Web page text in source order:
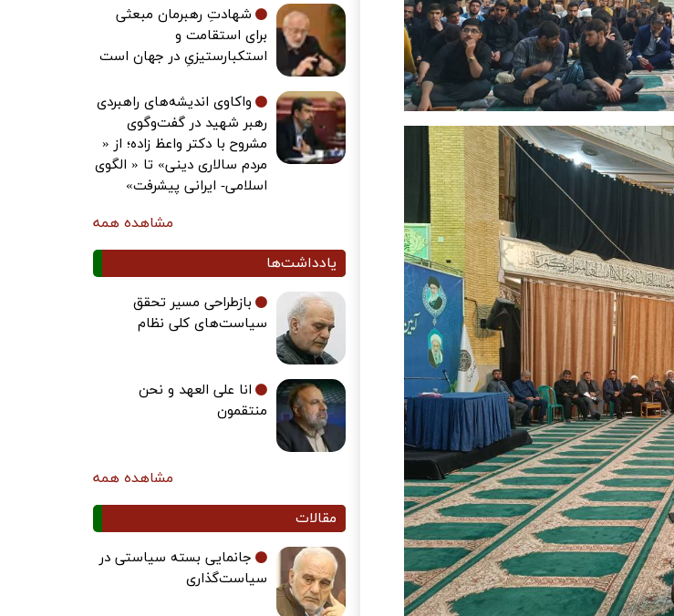
شهادتِ رهبرمان مبعثی
برای استقامت و
استکبارستیزیِ در جهان است
واکاوی اندیشه‌های راهبردی
رهبر شهید در گفت‌وگوی
مشروح با دکتر واعظ زاده؛ از «
مردم سالاری دینی» تا « الگوی
اسلامی- ایرانی پیشرفت»
مشاهده همه
یادداشت‌ها
بازطراحی مسیر تحقق
سیاست‌های کلی نظام
انا علی العهد و نحن
منتقمون
مشاهده همه
مقالات
جانمایی بسته سیاستی در
سیاست‌گذاری